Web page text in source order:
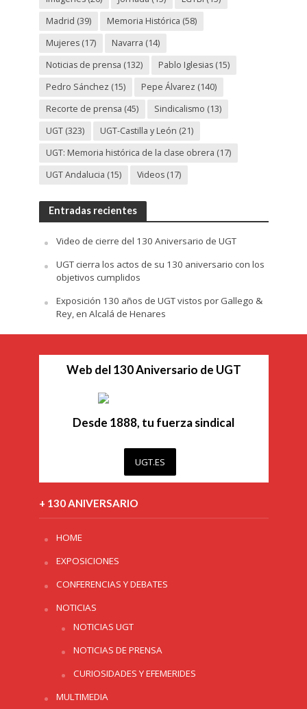
Madrid (39) Memoria Histórica (58)
Mujeres(17) Navarra (14)
Noticias de prensa (132) Pablo Iglesias(15)
Pedro Sánchez (15) Pepe Álvarez (140)
Recorte de prensa (45) Sindicalismo (13)
UGT(323) UGT-Castilla y León (21)
UGT: Memoria histórica de la clase obrera (17)
UGT Andalucia (15) Videos(17)
Entradas recientes
Video de cierre del 130 Aniversario de UGT
UGT cierra los actos de su 130 aniversario con los
objetivos cumplidos
Exposición 130 años de UGT vistos por Gallego &
Rey, en Alcalá de Henares
Web del 130 Aniversario de UGT
Desde 1888, tu fuerza sindical
UGT.ES
+ 130 ANIVERSARIO
HOME
EXPOSICIONES
CONFERENCIAS Y DEBATES
NOTICIAS
NOTICIAS UGT
NOTICIAS DE PRENSA
CURIOSIDADES Y EFEMERIDES
MULTIMEDIA